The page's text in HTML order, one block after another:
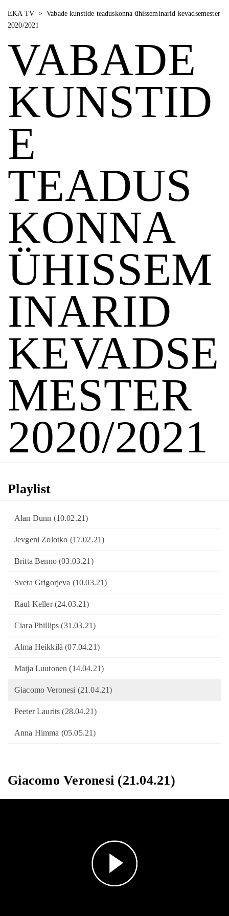
EKA TV > Vabade kunstide teaduskonna ühisseminarid kevadsemester
2020/2021
VABADE
KUNSTID
E
TEADUS
KONNA
ÜHISSEM
INARID
KEVADSE
MESTER
2020/2021
Playlist
Alan Dunn (10.02.21)
Jevgeni Zolotko (17.02.21)
Britta Benno (03.03.21)
Sveta Grigorjeva (10.03.21)
Raul Keller (24.03.21)
Ciara Phillips (31.03.21)
Alma Heikkilä (07.04.21)
Maija Luutonen (14.04.21)
Giacomo Veronesi (21.04.21)
Peeter Laurits (28.04.21)
Anna Himma (05.05.21)
Giacomo Veronesi (21.04.21)
Play
Video